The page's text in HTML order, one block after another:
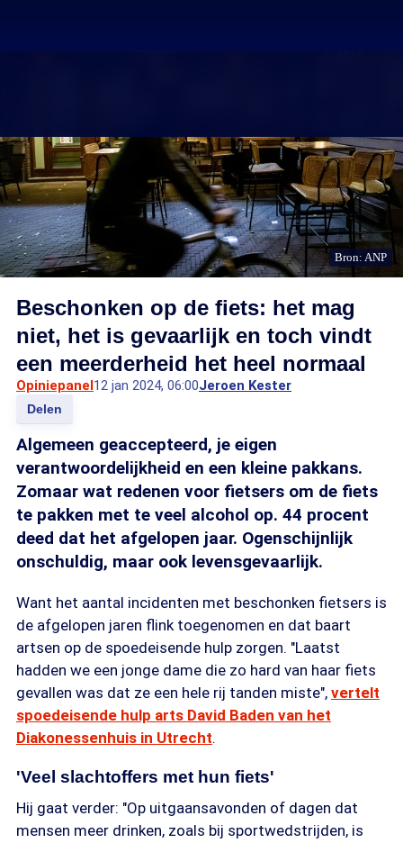
Bron: ANP
Beschonken op de fiets: het mag
niet, het is gevaarlijk en toch vindt
een meerderheid het heel normaal
Opiniepanel12 jan 2024, 06:00Jeroen Kester
Delen
Algemeen geaccepteerd, je eigen
verantwoordelijkheid en een kleine pakkans.
Zomaar wat redenen voor fietsers om de fiets
te pakken met te veel alcohol op. 44 procent
deed dat het afgelopen jaar. Ogenschijnlijk
onschuldig, maar ook levensgevaarlijk.
Want het aantal incidenten met beschonken fietsers is
de afgelopen jaren flink toegenomen en dat baart
artsen op de spoedeisende hulp zorgen. "Laatst
hadden we een jonge dame die zo hard van haar fiets
gevallen was dat ze een hele rij tanden miste", vertelt
spoedeisende hulp arts David Baden van het
Diakonessenhuis in Utrecht.
'Veel slachtoffers met hun fiets'
Hij gaat verder: "Op uitgaansavonden of dagen dat
mensen meer drinken, zoals bij sportwedstrijden, is